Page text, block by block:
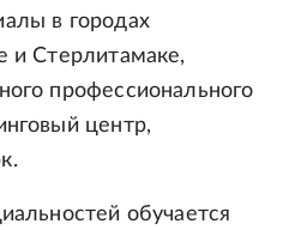
в городах
и Стерлитамаке,
профессионального
центр,
обучается